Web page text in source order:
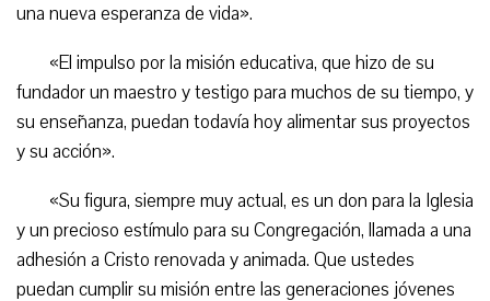
una nueva esperanza de vida».
«El impulso por la misión educativa, que hizo de su
fundador un maestro y testigo para muchos de su tiempo, y
su enseñanza, puedan todavía hoy alimentar sus proyectos
y su acción».
«Su figura, siempre muy actual, es un don para la Iglesia
y un precioso estímulo para su Congregación, llamada a una
adhesión a Cristo renovada y animada. Que ustedes
puedan cumplir su misión entre las generaciones jóvenes